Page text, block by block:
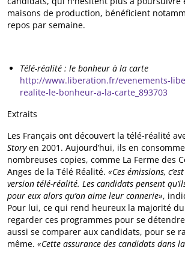
maisons de production, bénéficient
repos par semaine.
Télé-réalité : le bonheur à la carte
http://www.liberation.fr/evenements-
realite-le-bonheur-a-la-carte_893703
Extraits
Les Français ont découvert la télé-réalité
Storyen 2001. Aujourd’hui, ils en
nombreuses copies, comme La Ferme des
Anges de la Télé Réalité. «Ces émissions,
version télé-réalité. Les candidats pensent
pour eux alors qu’on aime leur connerie»,
Pour lui, ce qui rend heureux la majorité du
regarder ces programmes pour se
aussi se comparer aux candidats, pour se
même. «Cette assurance des candidats dans